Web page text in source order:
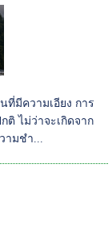
มีความเอียง การ
ติ ไม่ว่าจะเกิดจาก
มชำ...